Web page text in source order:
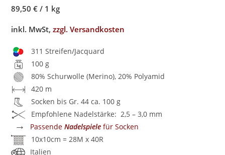
89,50 € / 1 kg
inkl. MwSt,zzgl. Versandkosten
311 Streifen/Jacquard
100 g
80% Schurwolle (Merino), 20% Polyamid
420 m
Socken bis Gr. 44 ca. 100 g
Empfohlene Nadelstärke: 2,5 – 3,0 mm
→ PassendeNadelspiele für Socken
10x10cm = 28M x 40R
Italien